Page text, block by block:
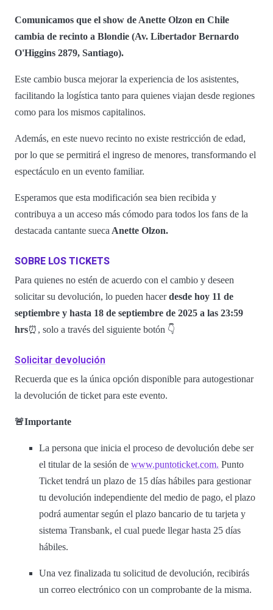
Comunicamos que el show de Anette Olzon en Chile
cambia de recinto a Blondie (Av. Libertador Bernardo
O'Higgins 2879, Santiago).
Este cambio busca mejorar la experiencia de los asistentes,
facilitando la logística tanto para quienes viajan desde regiones
como para los mismos capitalinos.
Además, en este nuevo recinto no existe restricción de edad,
por lo que se permitirá el ingreso de menores, transformando el
espectáculo en un evento familiar.
Esperamos que esta modificación sea bien recibida y
contribuya a un acceso más cómodo para todos los fans de la
destacada cantante sueca Anette Olzon.
SOBRE LOS TICKETS
Para quienes no estén de acuerdo con el cambio y deseen
solicitar su devolución, lo pueden hacerdesde hoy 11 de
septiembre y hasta 18 de septiembre de 2025 a las 23:59
hrs⏰, solo a través del siguiente botón 👇
Solicitar devolución
Recuerda que es la única opción disponible para autogestionar
la devolución de ticket para este evento.
🚨Importante
La persona que inicia el proceso de devolución debe ser
el titular de la sesión de www.puntoticket.com. Punto
Ticket tendrá un plazo de 15 días hábiles para gestionar
tu devolución independiente del medio de pago, el plazo
podrá aumentar según el plazo bancario de tu tarjeta y
sistema Transbank, el cual puede llegar hasta 25 días
hábiles.
Una vez finalizada tu solicitud de devolución, recibirás
un correo electrónico con un comprobante de la misma.